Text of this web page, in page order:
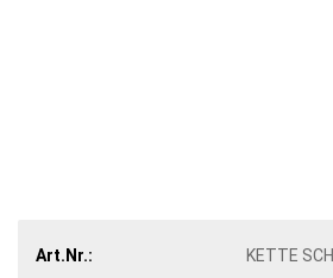
Art.Nr.:
KETTE